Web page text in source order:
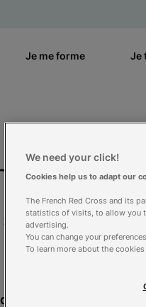
Je me forme Je
piste !
la 4e édition de
We need your click!
Cookies help us to adapt our
The French Red Cross and its
statistics of visits, to allow you
advertising.
You can change your
To learn more about the